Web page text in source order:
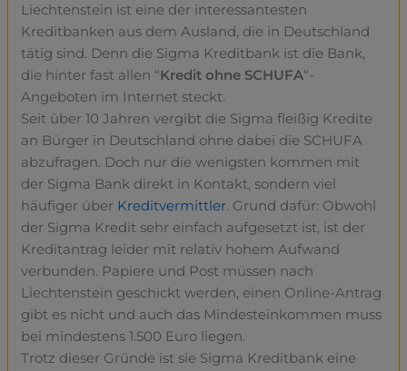
Liechtenstein ist eine der interessantesten
Kreditbanken aus dem Ausland, die in Deutschland
tätig sind. Denn die Sigma Kreditbank ist die Bank,
die hinter fast allen “Kredit ohne SCHUFA“-
Angeboten im Internet steckt.
Seit über 10 Jahren vergibt die Sigma fleißig Kredite
an Bürger in Deutschland ohne dabei die SCHUFA
abzufragen. Doch nur die wenigsten kommen mit
der Sigma Bank direkt in Kontakt, sondern viel
häufiger über Kreditvermittler. Grund dafür: Obwohl
der Sigma Kredit sehr einfach aufgesetzt ist, ist der
Kreditantrag leider mit relativ hohem Aufwand
verbunden. Papiere und Post müssen nach
Liechtenstein geschickt werden, einen Online-Antrag
gibt es nicht und auch das Mindesteinkommen muss
bei mindestens 1.500 Euro liegen.
Trotz dieser Gründe ist sie Sigma Kreditbank eine